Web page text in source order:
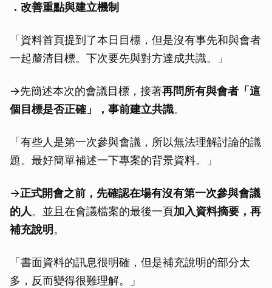
．改善重點與建立機制
「資料首頁提到了本日目標，但是沒有事先和與會者
一起釐清目標。下次要先與對方達成共識。」
→先簡述本次的會議目標，接著再問所有與會者「這
個目標是否正確」，事前建立共識。
「有些人是第一次參與會議，所以無法理解討論的議
題。最好簡單補述一下專案的背景資料。」
→正式開會之前，先確認在場有沒有第一次參與會議
的人。並且在會議檔案的最後一頁加入資料摘要，再
補充說明。
「書面資料的訊息很明確，但是補充說明的部分太
多，反而變得很難理解。」